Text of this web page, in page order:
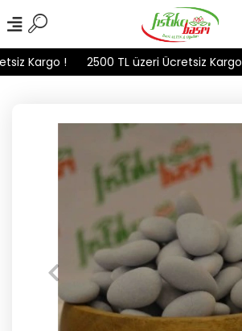
Kargo ! 2500 TL üzeri Ücretsiz Kargo !